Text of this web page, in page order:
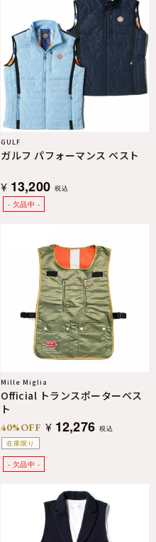
GULF
ガルフ パフォーマンス ベスト
¥ 13,200 税込
在庫限り
Mille Miglia
Official トランスポーターベス
ト
40%OFF ¥ 12,276 税込